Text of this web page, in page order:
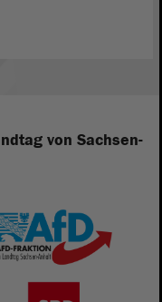
von Sachsen-